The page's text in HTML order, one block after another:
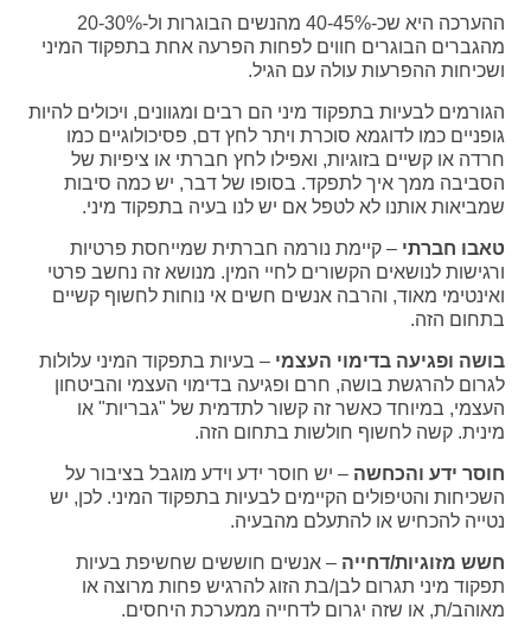
ההערכה היא שכ-40-45% מהנשים הבוגרות ול-20-30%
מהגברים הבוגרים חווים לפחות הפרעה אחת בתפקוד המיני
ושכיחות ההפרעות עולה עם הגיל.
הגורמים לבעיות בתפקוד מיני הם רבים ומגוונים, ויכולים להיות
גופניים כמו לדוגמא סוכרת ויתר לחץ דם, פסיכולוגיים כמו
חרדה או קשיים בזוגיות, ואפילו לחץ חברתי או ציפיות של
הסביבה ממך איך לתפקד. בסופו של דבר, יש כמה סיבות
שמביאות אותנו לא לטפל אם יש לנו בעיה בתפקוד מיני.
טאבו חברתי – קיימת נורמה חברתית שמייחסת פרטיות
ורגישות לנושאים הקשורים לחיי המין. מנושא זה נחשב פרטי
ואינטימי מאוד, והרבה אנשים חשים אי נוחות לחשוף קשיים
בתחום הזה.
בושה ופגיעה בדימוי העצמי – בעיות בתפקוד המיני עלולות
לגרום להרגשת בושה, חרם ופגיעה בדימוי העצמי והביטחון
העצמי, במיוחד כאשר זה קשור לתדמית של "גבריות" או
מינית. קשה לחשוף חולשות בתחום הזה.
חוסר ידע והכחשה – יש חוסר ידע וידע מוגבל בציבור על
השכיחות והטיפולים הקיימים לבעיות בתפקוד המיני. לכן, יש
נטייה להכחיש או להתעלם מהבעיה.
חשש מזוגיות/דחייה – אנשים חוששים שחשיפת בעיות
תפקוד מיני תגרום לבן/בת הזוג להרגיש פחות מרוצה או
מאוהב/ת, או שזה יגרום לדחייה ממערכת היחסים.